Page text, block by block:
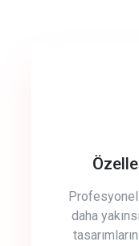
Profesyonel
daha